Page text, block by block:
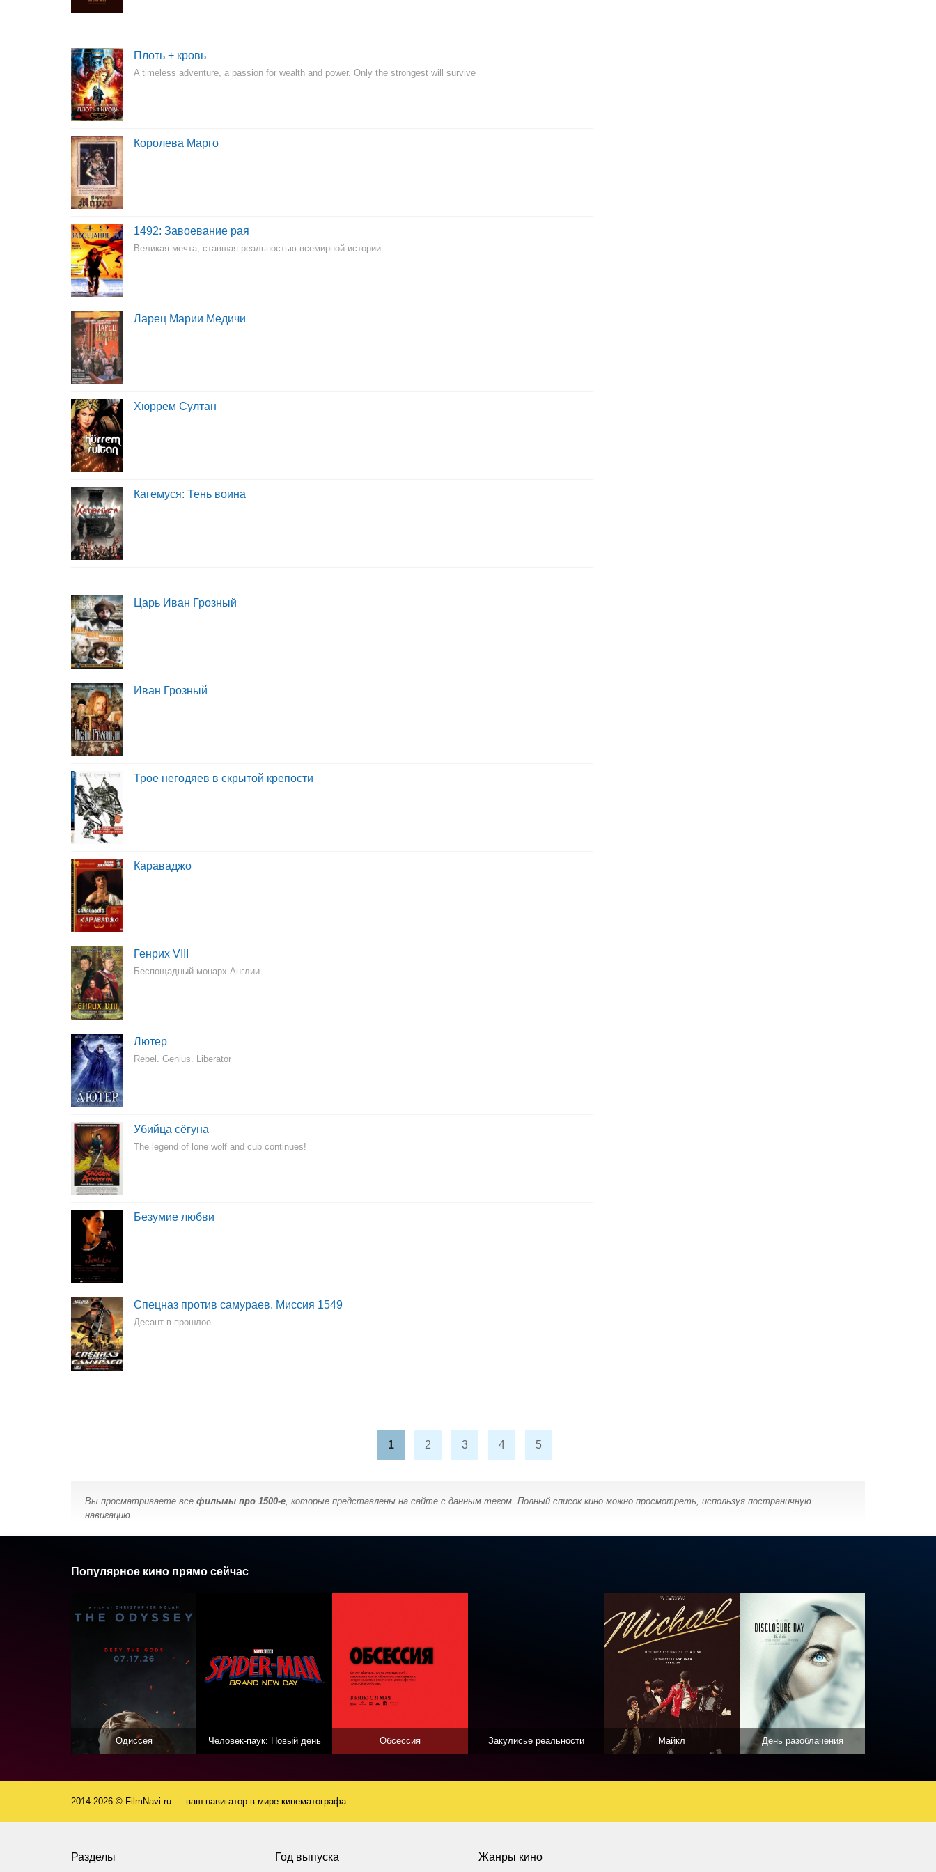
Плоть + кровь
A timeless adventure, a passion for wealth and power. Only the strongest will survive
Королева Марго
1492: Завоевание рая
Великая мечта, ставшая реальностью всемирной истории
Ларец Марии Медичи
Хюррем Султан
Кагемуся: Тень воина
Царь Иван Грозный
Иван Грозный
Трое негодяев в скрытой крепости
Караваджо
Генрих VIII
Беспощадный монарх Англии
Лютер
Rebel. Genius. Liberator
Убийца сёгуна
The legend of lone wolf and cub continues!
Безумие любви
Спецназ против самураев. Миссия 1549
Десант в прошлое
1 2 3 4 5
Вы просматриваете все фильмы про 1500-е, которые представлены на сайте с данным тегом. Полный список кино можно просмотреть, используя постраничную
навигацию.
Популярное кино прямо сейчас
Одиссея Человек-паук: Новый день Обсессия Закулисье реальности Майкл День разоблачения
2014-2026 © FilmNavi.ru — ваш навигатор в мире кинематографа.
Разделы Год выпуска Жанры кино